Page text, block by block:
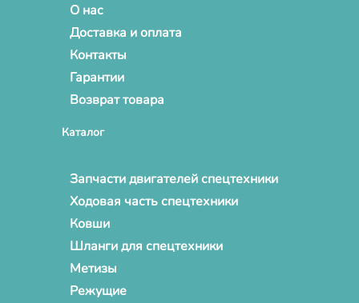
О нас
Доставка и оплата
Контакты
Гарантии
Возврат товара
Каталог
Запчасти двигателей спецтехники
Ходовая часть спецтехники
Ковши
Шланги для спецтехники
Метизы
Режущие